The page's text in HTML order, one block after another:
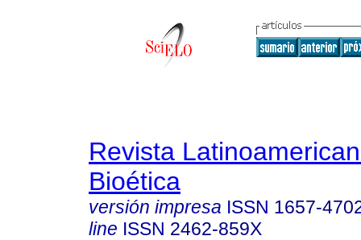
Revista
Bioética
versión impresa ISSN 1657-
line ISSN 2462-859X